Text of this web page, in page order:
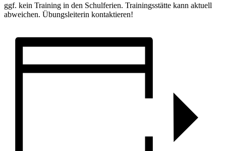
ggf. kein Training in den Schulferien. Trainingsstätte kann aktuell
abweichen. Übungsleiterin kontaktieren!